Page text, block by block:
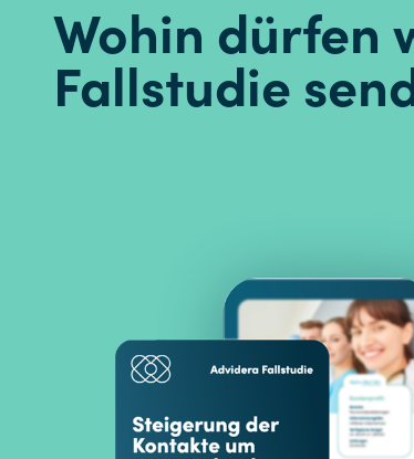
Wohin dürfen
Fallstudie